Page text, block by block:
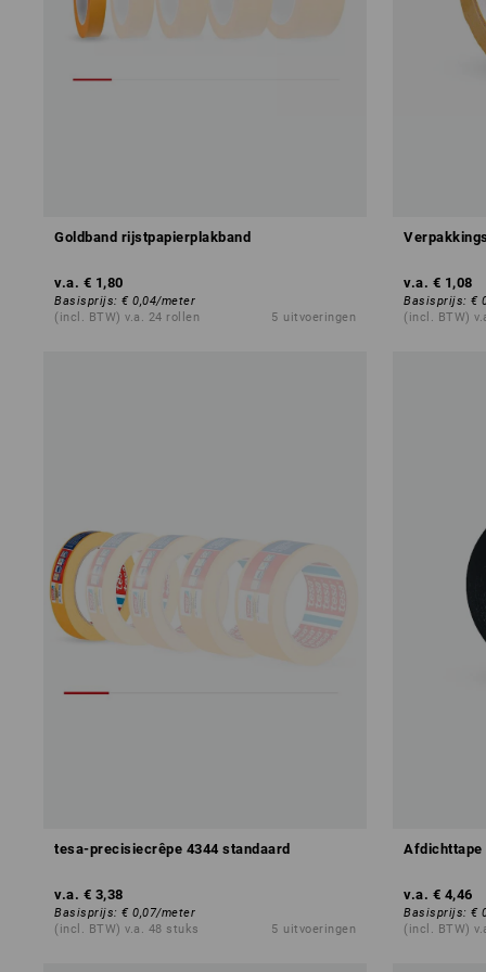
Goldband rijstpapierplakband
v.a. € 1,80
Basisprijs:€ 0,04/meter
(incl. BTW) v.a. 24 rollen
5 uitvoeringen
v.a. € 1,08
Basisprijs:€
(incl. BTW)
tesa-precisiecrêpe 4344 standaard
v.a. € 3,38
Basisprijs:€ 0,07/meter
(incl. BTW) v.a. 48 stuks
5 uitvoeringen
Afdichttape
v.a. € 4,46
Basisprijs:€
(incl. BTW)